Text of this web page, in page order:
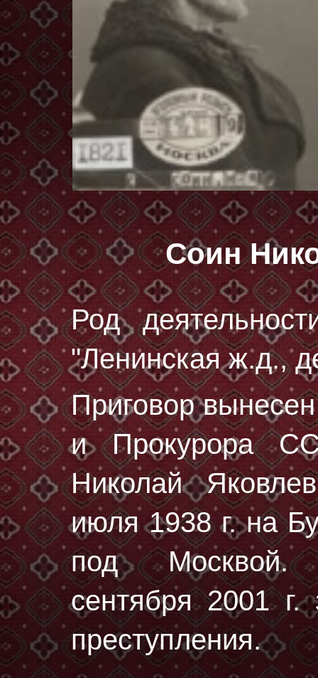
Соин
Род
"Ленинская ж.д.,
Приговор
и Прокурора
Николай
июля 1938 г.на
под Москвой.
сентября 2001 г.
преступления.